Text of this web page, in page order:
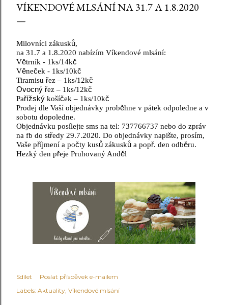
VÍKENDOVÉ MLSÁNÍ NA 31.7 A 1.8.2020
Milovníci zákusků,
na 31.7 a 1.8.2020 nabízím Víkendové mlsání:
Větrník - 1ks/14kč
Věneček - 1ks/10kč
Tiramisu řez – 1ks/12kč
Ovocný řez – 1ks/12kč
Pařížský košíček – 1ks/10kč
Prodej dle Vaší objednávky proběhne v pátek odpoledne a v
sobotu dopoledne.
Objednávku posílejte sms na tel: 737766737 nebo do zpráv
na fb do středy 29.7.2020. Do objednávky napište, prosím,
Vaše příjmení a počty kusů zákusků a popř. den odběru.
Hezký den přeje Pruhovaný Anděl
Sdílet
Poslat příspěvek e-mailem
Labels: Aktuality Víkendové mlsání